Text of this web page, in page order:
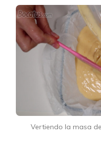
Vertiendo la masa